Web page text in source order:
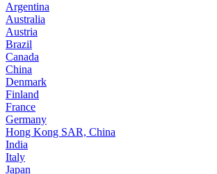
Argentina
Australia
Austria
Brazil
Canada
China
Denmark
Finland
France
Germany
Hong Kong SAR, China
India
Italy
Japan